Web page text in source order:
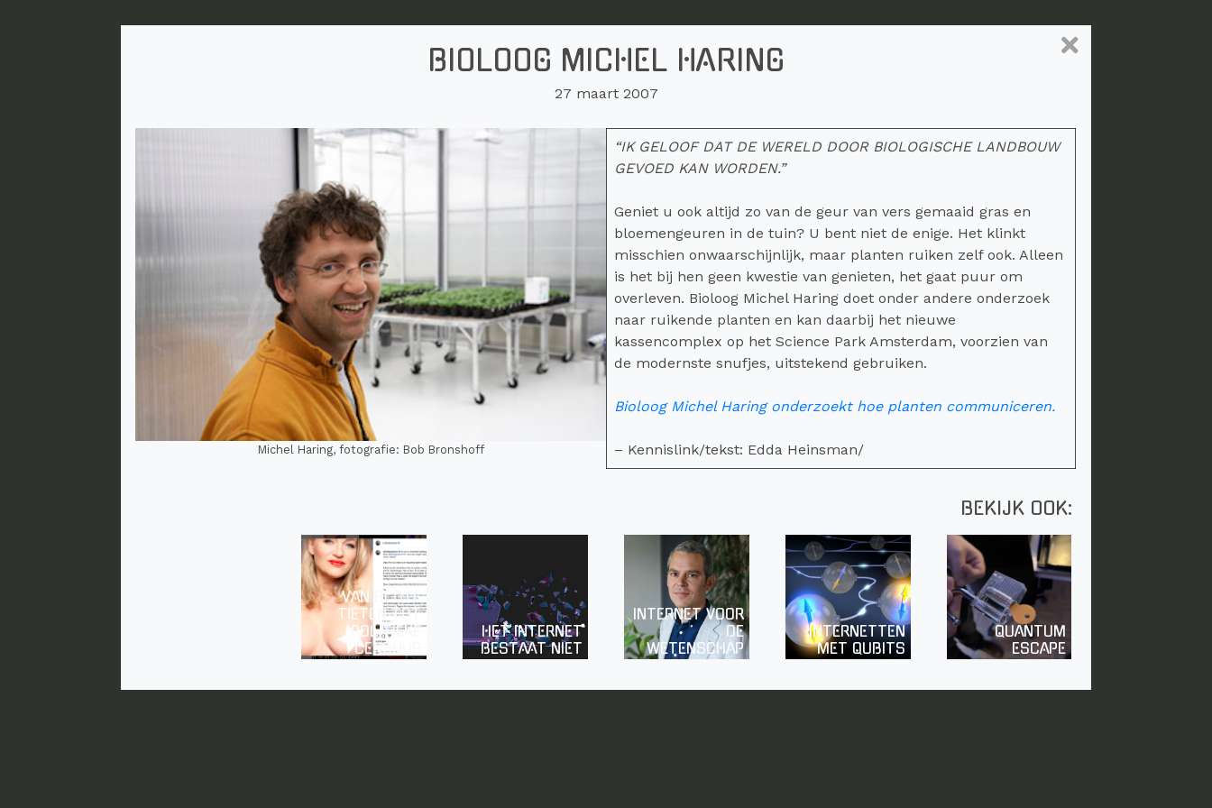
BIOLOOG MICHEL HARING
27 maart 2007
Michel Haring, fotografie: Bob Bronshoff
“IK GELOOF DAT DE WERELD DOOR BIOLOGISCHE LANDBOUW
GEVOED KAN WORDEN.”
Geniet u ook altijd zo van de geur van vers gemaaid gras en
bloemengeuren in de tuin? U bent niet de enige. Het klinkt
misschien onwaarschijnlijk, maar planten ruiken zelf ook. Alleen
is het bij hen geen kwestie van genieten, het gaat puur om
overleven. Bioloog Michel Haring doet onder andere onderzoek
naar ruikende planten en kan daarbij het nieuwe
kassencomplex op het Science Park Amsterdam, voorzien van
de modernste snufjes, uitstekend gebruiken.
Bioloog Michel Haring onderzoekt hoe planten communiceren.
– Kennislink/tekst: Edda Heinsman/
BEKIJK OOK:
VAN BLOTE
TIETEN TOT
POLITIEKE
CENSUUR
HET INTERNET
BESTAAT NIET
INTERNET VOOR
DE
WETENSCHAP
INTERNETTEN
MET QUBITS
QUANTUM
ESCAPE